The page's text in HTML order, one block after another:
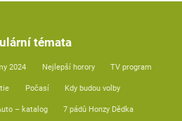
témata
2024 Nejlepší horory TV program
Počasí Kdy budou volby
– katalog 7 pádů Honzy Dědka